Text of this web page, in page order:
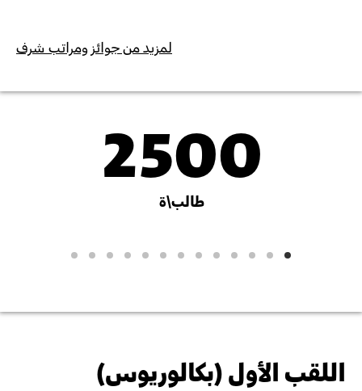
لمزيد من جوائز ومراتب شرف
2500
طالب\ة
اللقب الأول (بكالوريوس)